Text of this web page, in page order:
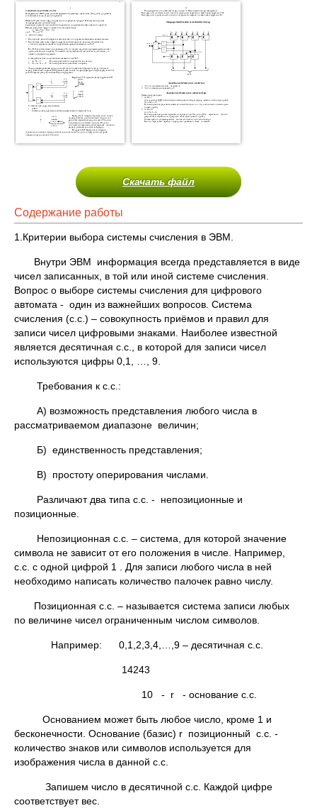
Скачать файл
Содержание работы
1.Критерии выбора системы счисления в ЭВМ.
Внутри ЭВМ информация всегда представляется в виде
чисел записанных, в той или иной системе счисления.
Вопрос о выборе системы счисления для цифрового
автомата - один из важнейших вопросов. Система
счисления (с.с.) – совокупность приёмов и правил для
записи чисел цифровыми знаками. Наиболее известной
является десятичная с.с., в которой для записи чисел
используются цифры 0,1, …, 9.
Требования к с.с.:
А) возможность представления любого числа в
рассматриваемом диапазоне величин;
Б) единственность представления;
В) простоту оперирования числами.
Различают два типа с.с. - непозиционные и
позиционные.
Непозиционная с.с. – система, для которой значение
символа не зависит от его положения в числе. Например,
с.с. с одной цифрой 1 . Для записи любого числа в ней
необходимо написать количество палочек равно числу.
Позиционная с.с. – называется система записи любых
по величине чисел ограниченным числом символов.
Например: 0,1,2,3,4,…,9 – десятичная с.с.
14243
10 - r - основание с.с.
Основанием может быть любое число, кроме 1 и
бесконечности. Основание (базис) r позиционный с.с. -
количество знаков или символов используется для
изображения числа в данной с.с.
Запишем число в десятичной с.с. Каждой цифре
соответствует вес.